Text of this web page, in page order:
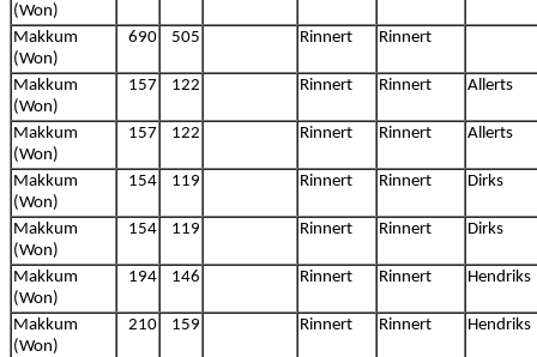
(Won)
Makkum
(Won)
690 505 Rinnert Rinnert
Makkum
(Won)
157 122 Rinnert Rinnert Allerts
Makkum
(Won)
157 122 Rinnert Rinnert Allerts
Makkum
(Won)
154 119 Rinnert Rinnert Dirks
Makkum
(Won)
154 119 Rinnert Rinnert Dirks
Makkum
(Won)
194 146 Rinnert Rinnert Hendriks
Makkum
(Won)
210 159 Rinnert Rinnert Hendriks